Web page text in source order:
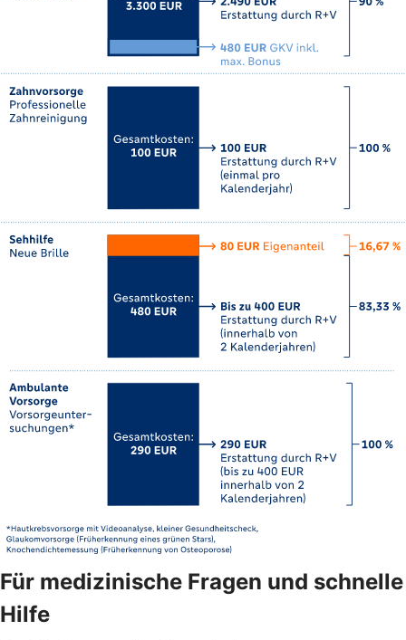
Für medizinische Fragen und schnelle
Hilfe